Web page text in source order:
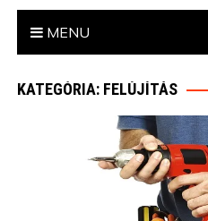
MENU
KATEGÓRIA: FELÚJÍTÁS